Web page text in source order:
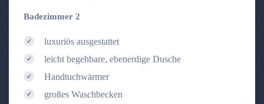
Badezimmer 2
luxuriös ausgestattet
leicht begehbare, ebenerdige Dusche
Handtuchwärmer
großes Waschbecken